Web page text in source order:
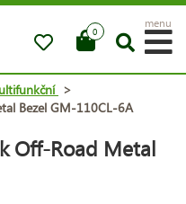
0
menu
>
Bezel GM-110CL-6A
Off-Road Metal